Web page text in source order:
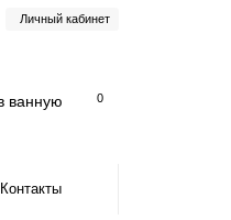
Личный кабинет
0
Контакты